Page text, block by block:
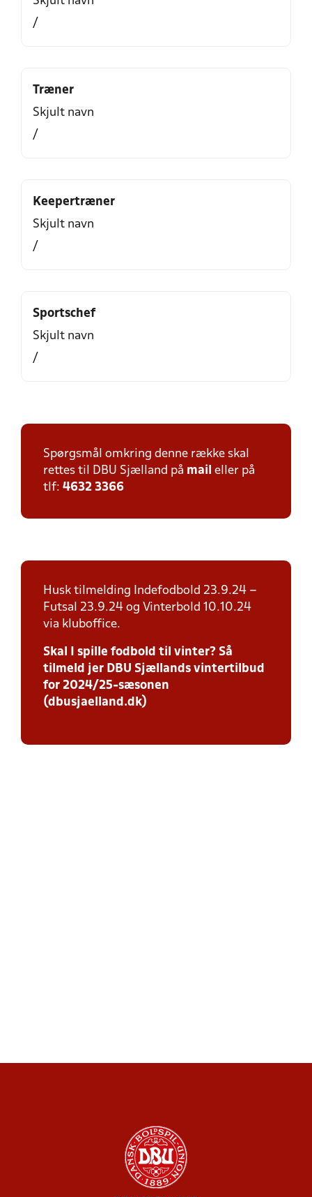
/
Træner
Skjult navn
/
Keepertræner
Skjult navn
/
Sportschef
Skjult navn
/
Spørgsmål omkring denne række skal
rettes til DBU Sjælland på mail eller på
tlf: 4632 3366
Husk tilmelding Indefodbold 23.9.24 –
Futsal 23.9.24 og Vinterbold 10.10.24
via kluboffice.
Skal I spille fodbold til vinter? Så
tilmeld jer DBU Sjællands vintertilbud
for 2024/25-sæsonen
(dbusjaelland.dk)